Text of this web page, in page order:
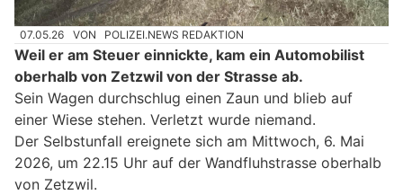
07.05.26 VON POLIZEI.NEWS REDAKTION
Weil er am Steuer einnickte, kam ein Automobilist
oberhalb von Zetzwil von der Strasse ab.
Sein Wagen durchschlug einen Zaun und blieb auf
einer Wiese stehen. Verletzt wurde niemand.
Der Selbstunfall ereignete sich am Mittwoch, 6. Mai
2026, um 22.15 Uhr auf der Wandfluhstrasse oberhalb
von Zetzwil.